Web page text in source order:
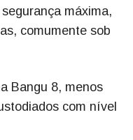
máxima,
comumente sob
Bangu 8, menos
com nível